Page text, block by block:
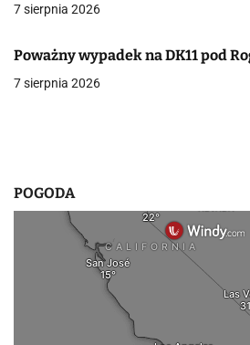
i
7 sierpnia 2026
Poważny wypadek na DK11 pod
7 sierpnia 2026
POGODA